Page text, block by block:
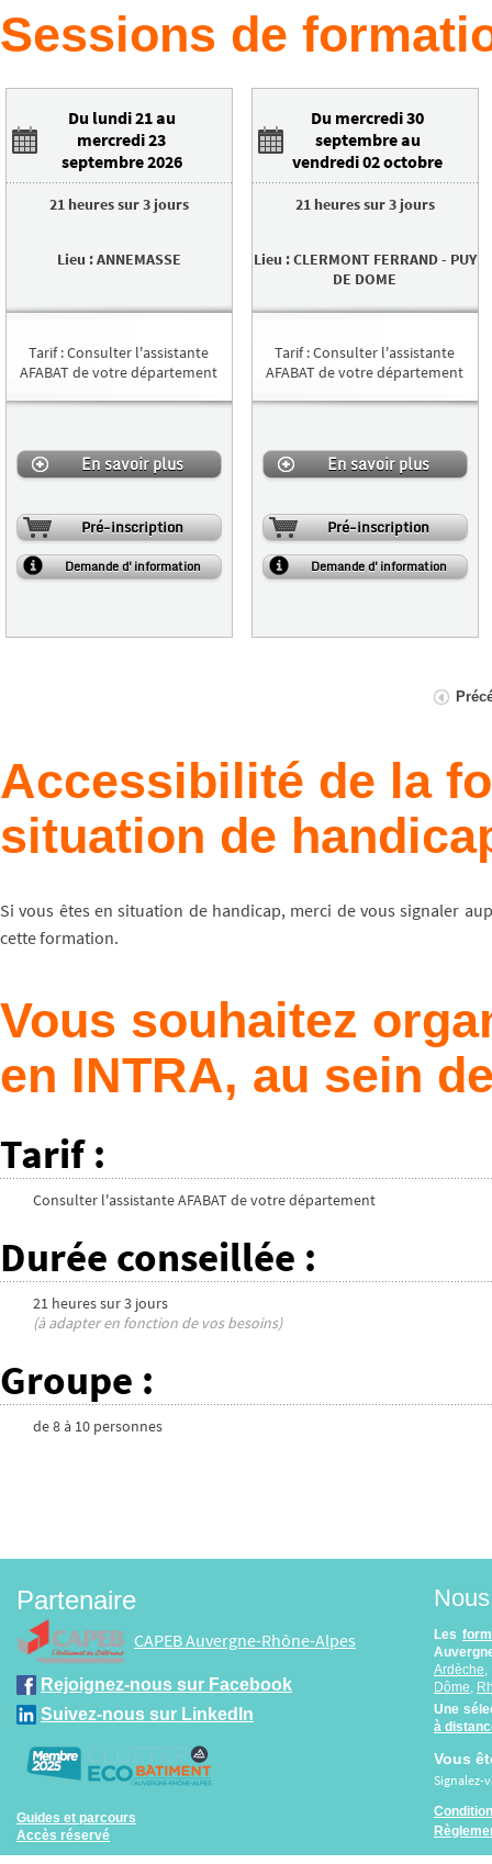
Sessions de
Du lundi 21 au
mercredi 23
septembre 2026
21 heuressur3 jours
Lieu :ANNEMASSE
Tarif:Consulter l'assistante
AFABAT de votre département
En savoir plus
Pré-inscription
Demande d'information
Du mercredi 30
septembre au
vendredi 02 octobre
2026
21 heuressur3 jours
Lieu :CLERMONT FERRAND- PUY
DE DOME
Tarif:Consulter l'assistante
AFABAT de votre département
En savoir plus
Pré-inscription
Demande d'information
Accessibilité de la
situation de
Si vous êtes en situation de handicap, merci de vous signaler
cette formation.
Vous souhaitez
en INTRA, au sein
Tarif :
Consulter l'assistante AFABAT de votre département
Durée conseillée :
21 heuressur3 jours
(à adapter en fonction de vos besoins)
Groupe :
de8à 10 personnes
Partenaire
CAPEB Auvergne-Rhône-Alpes
Rejoignez-nous sur Facebook
Suivez-nous sur LinkedIn
Guides et parcours
Accès réservé
Les
Ardèche
Dôme
Une
à
Vous
Signalez-